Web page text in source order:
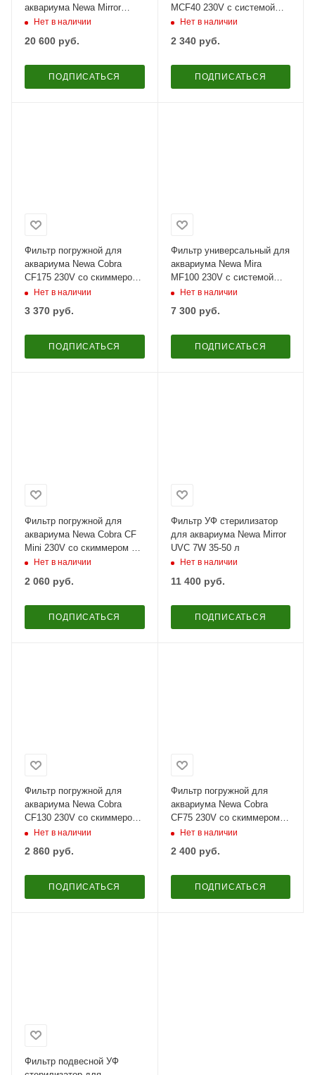
аквариума Newa Mirror
Hang On UVC filter 18W с
Нет в наличии
20 600 руб.
ПОДПИСАТЬСЯ
MCF40 230V с системой
аэрации 40 л
Нет в наличии
2 340руб.
ПОДПИСАТЬСЯ
Фильтр погружной для
аквариума Newa Cobra
CF175 230V со скиммером
и системой аэрации 80-175
Нет в наличии
3 370 руб.
ПОДПИСАТЬСЯ
Фильтр универсальный для
аквариума Newa Mira
MF100 230V с системой
аэрации 20-100 л
Нет в наличии
7 300руб.
ПОДПИСАТЬСЯ
Фильтр погружной для
аквариума Newa Cobra CF
Mini 230V со скиммером 10-
35 лНет в наличии
2 060 руб.
ПОДПИСАТЬСЯ
Фильтр УФ стерилизатор
для аквариума Newa Mirror
UVC 7W 35-50 л
Нет в наличии
11 400руб.
ПОДПИСАТЬСЯ
Фильтр погружной для
аквариума Newa Cobra
CF130 230V со скиммером
и системой аэрации 60-130
Нет в наличии
2 860 руб.
ПОДПИСАТЬСЯ
Фильтр погружной для
аквариума Newa Cobra
CF75 230V со скиммером
25-75 л
Нет в наличии
2 400руб.
ПОДПИСАТЬСЯ
Фильтр подвесной УФ